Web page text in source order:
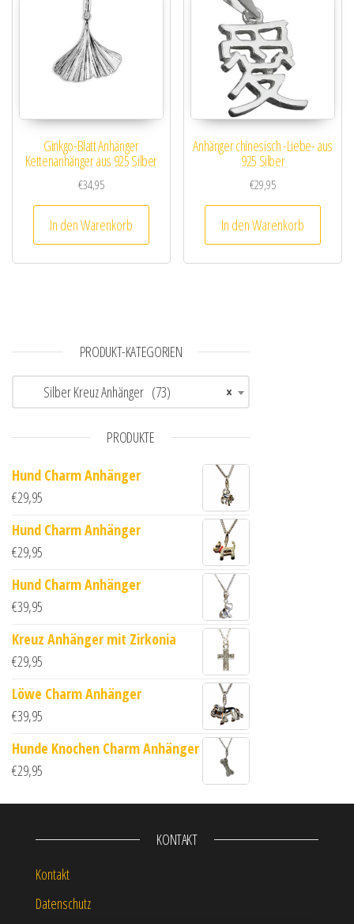
Ginkgo-Blatt Anhänger
Kettenanhänger aus 925 Silber
€34,95
In den Warenkorb
Anhänger chinesisch -Liebe- aus
925 Silber
€29,95
In den Warenkorb
PRODUKT-KATEGORIEN
×
Silber Kreuz Anhänger (73)
PRODUKTE
Hund Charm Anhänger
€29,95
Hund Charm Anhänger
€29,95
Hund Charm Anhänger
€39,95
Kreuz Anhänger mit Zirkonia
€29,95
Löwe Charm Anhänger
€39,95
Hunde Knochen Charm Anhänger
€29,95
KONTAKT
Kontakt
Datenschutz